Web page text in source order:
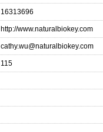
16313696
http://www.naturalbiokey.com
cathy.wu@naturalbiokey.com
115